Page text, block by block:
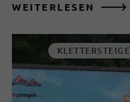
WEITERLESEN
KLETTERSTEIGE